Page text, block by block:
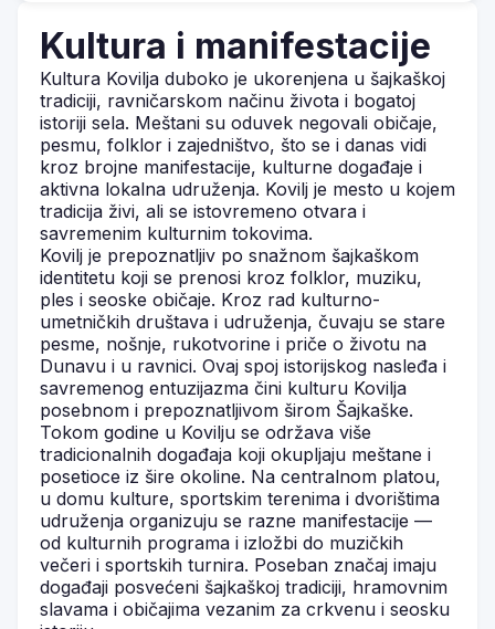
Kultura i manifestacije
Kultura Kovilja duboko je ukorenjena u šajkaškoj
tradiciji, ravničarskom načinu života i bogatoj
istoriji sela. Meštani su oduvek negovali običaje,
pesmu, folklor i zajedništvo, što se i danas vidi
kroz brojne manifestacije, kulturne događaje i
aktivna lokalna udruženja. Kovilj je mesto u kojem
tradicija živi, ali se istovremeno otvara i
savremenim kulturnim tokovima.
Kovilj je prepoznatljiv po snažnom šajkaškom
identitetu koji se prenosi kroz folklor, muziku,
ples i seoske običaje. Kroz rad kulturno-
umetničkih društava i udruženja, čuvaju se stare
pesme, nošnje, rukotvorine i priče o životu na
Dunavu i u ravnici. Ovaj spoj istorijskog nasleđa i
savremenog entuzijazma čini kulturu Kovilja
posebnom i prepoznatljivom širom Šajkaške.
Tokom godine u Kovilju se održava više
tradicionalnih događaja koji okupljaju meštane i
posetioce iz šire okoline. Na centralnom platou,
u domu kulture, sportskim terenima i dvorištima
udruženja organizuju se razne manifestacije —
od kulturnih programa i izložbi do muzičkih
večeri i sportskih turnira. Poseban značaj imaju
događaji posvećeni šajkaškoj tradiciji, hramovnim
slavama i običajima vezanim za crkvenu i seosku